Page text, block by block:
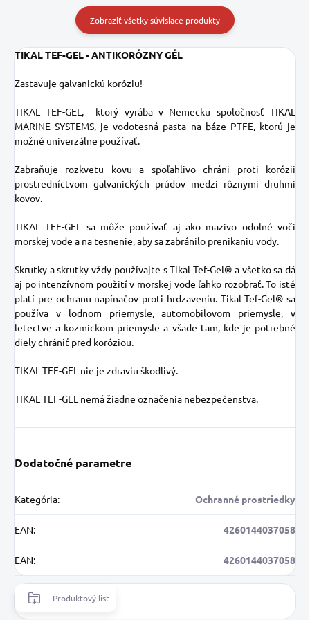
Zobraziť všetky súvisiace produkty
TIKAL TEF-GEL - ANTIKORÓZNY GÉL
Zastavuje galvanickú koróziu!
TIKAL TEF-GEL, ktorý vyrába v Nemecku spoločnosť TIKAL
MARINE SYSTEMS, je vodotesná pasta na báze PTFE, ktorú je
možné univerzálne používať.
Zabraňuje rozkvetu kovu a spoľahlivo chráni proti korózii
prostredníctvom galvanických prúdov medzi rôznymi druhmi
kovov.
TIKAL TEF-GEL sa môže používať aj ako mazivo odolné voči
morskej vode a na tesnenie, aby sa zabránilo prenikaniu vody.
Skrutky a skrutky vždy používajte s Tikal Tef-Gel® a všetko sa dá
aj po intenzívnom použití v morskej vode ľahko rozobrať. To isté
platí pre ochranu napínačov proti hrdzaveniu. Tikal Tef-Gel® sa
používa v lodnom priemysle, automobilovom priemysle, v
letectve a kozmickom priemysle a všade tam, kde je potrebné
diely chrániť pred koróziou.
TIKAL TEF-GEL nie je zdraviu škodlivý.
TIKAL TEF-GEL nemá žiadne označenia nebezpečenstva.
Dodatočné parametre
Kategória: Ochranné prostriedky
EAN: 4260144037058
EAN: 4260144037058
Produktový list